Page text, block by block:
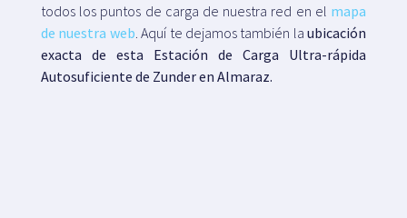
todos los puntos de carga de nuestra red en el mapa
de nuestra web . Aquí te dejamos también laubicación
exacta de esta Estación de Carga Ultra-rápida
Autosuficiente de Zunder en Almaraz.